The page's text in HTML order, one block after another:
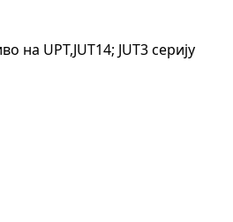
на UPT,JUT14; JUT3 серију